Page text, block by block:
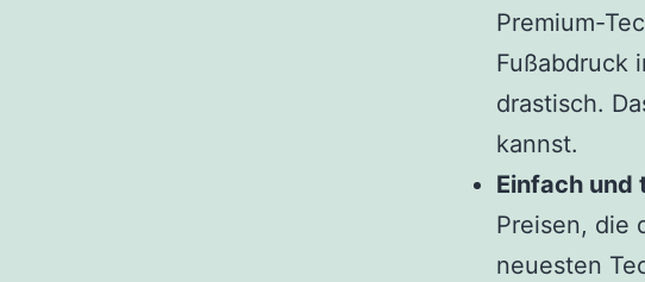
Premium-
Fußabdruck
drastisch.
kannst.
Einfach und
Preisen, die
neuesten